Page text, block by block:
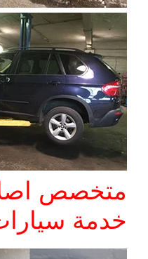
متخصص
خدمة